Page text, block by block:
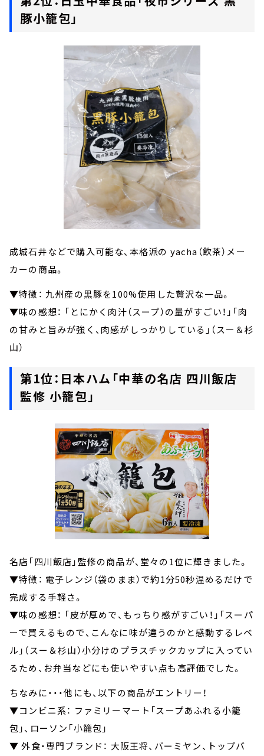
豚小籠包」
成城石井などで購入可能な、本格派の yacha（飲茶）メー
カーの商品。
▼特徴： 九州産の黒豚を100%使用した贅沢な一品。
▼味の感想： 「とにかく肉汁（スープ）の量がすごい！」「肉
の甘みと旨みが強く、肉感がしっかりしている」（スー＆杉
山）
第1位：日本ハム「中華の名店 四川飯店
監修 小籠包」
名店「四川飯店」監修の商品が、堂々の1位に輝きました。
▼特徴： 電子レンジ（袋のまま）で約1分50秒温めるだけで
完成する手軽さ。
▼味の感想： 「皮が厚めで、もっちり感がすごい！」「スーパ
ーで買えるもので、こんなに味が違うのかと感動するレベ
ル」（スー＆杉山）小分けのプラスチックカップに入ってい
るため、お弁当などにも使いやすい点も高評価でした。
ちなみに・・・他にも、以下の商品がエントリー！
▼コンビニ系： ファミリーマート「スープあふれる小籠
包」、ローソン「小籠包」
▼ 外食・専門ブランド： 大阪王将、バーミヤン、トップバ